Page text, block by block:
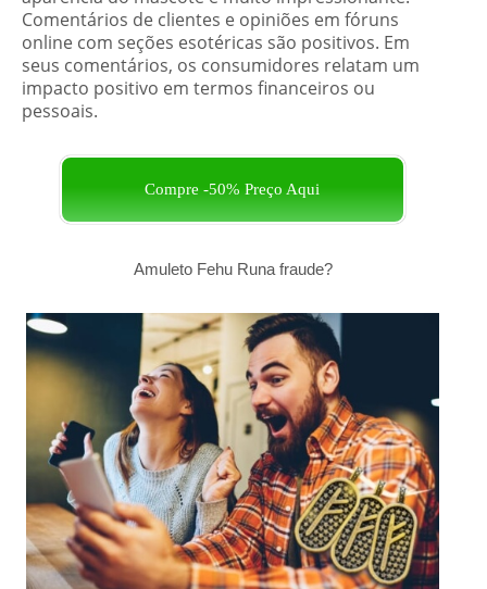
Comentários de clientes e opiniões em fóruns
online com seções esotéricas são positivos. Em
seus comentários, os consumidores relatam um
impacto positivo em termos financeiros ou
pessoais.
Compre -50% Preço Aqui
Amuleto Fehu Runa fraude?